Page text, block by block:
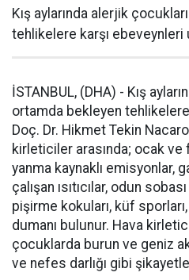
Kış aylarında alerjik
tehlikelere karşı ebeveynleri
İSTANBUL, (DHA) - Kış
ortamda bekleyen
Doç. Dr. Hikmet Tekin
kirleticiler arasında; ocak ve
yanma kaynaklı emisyonlar,
çalışan ısıtıcılar, odun
pişirme kokuları, küf
dumanı bulunur. Hava
çocuklarda burun ve geniz
ve nefes darlığı gibi